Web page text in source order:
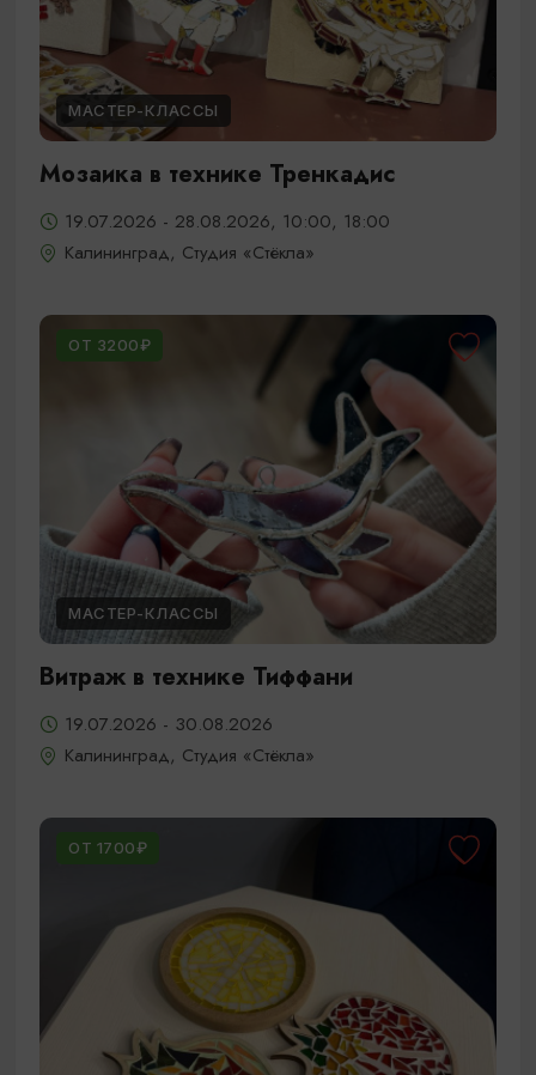
МАСТЕР-КЛАССЫ
Мозаика в технике Тренкадис
19.07.2026 - 28.08.2026, 10:00, 18:00
Калининград, Студия «Стёкла»
ОТ 3200₽
МАСТЕР-КЛАССЫ
Витраж в технике Тиффани
19.07.2026 - 30.08.2026
Калининград, Студия «Стёкла»
ОТ 1700₽